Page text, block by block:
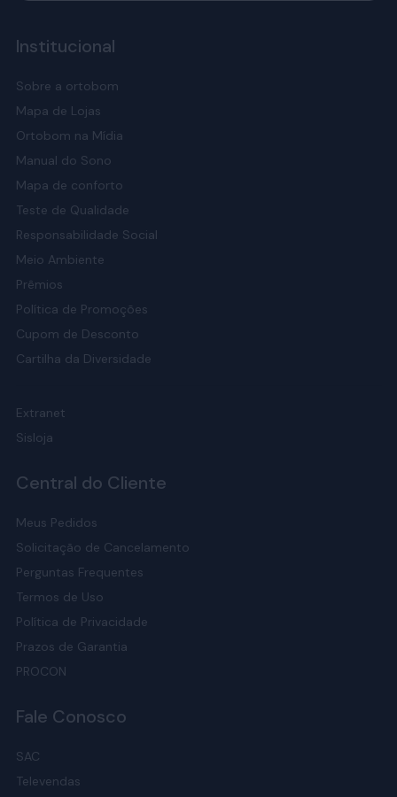
Institucional
Sobre a ortobom
Mapa de Lojas
Ortobom na Mídia
Manual do Sono
Mapa de conforto
Teste de Qualidade
Responsabilidade Social
Meio Ambiente
Prêmios
Política de Promoções
Cupom de Desconto
Cartilha da Diversidade
Extranet
Sisloja
Central do Cliente
Meus Pedidos
Solicitação de Cancelamento
Perguntas Frequentes
Termos de Uso
Política de Privacidade
Prazos de Garantia
PROCON
Fale Conosco
SAC
Televendas